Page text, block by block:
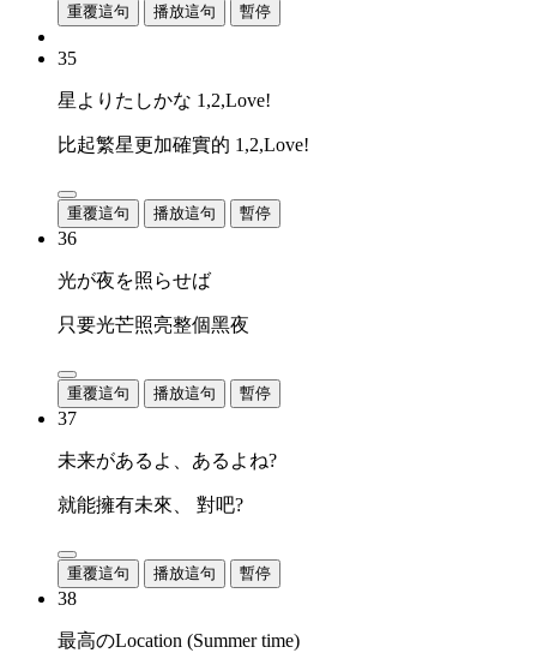
重覆這句 播放這句 暫停
35
星よりたしかな 1,2,Love!
比起繁星更加確實的 1,2,Love!
重覆這句 播放這句 暫停
36
光が夜を照らせば
只要光芒照亮整個黑夜
重覆這句 播放這句 暫停
37
未来があるよ、あるよね?
就能擁有未來、 對吧?
重覆這句 播放這句 暫停
38
最高のLocation (Summer time)